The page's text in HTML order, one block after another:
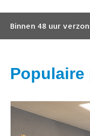
Binnen 48 uur